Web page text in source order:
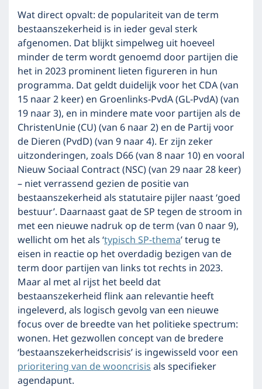
Wat direct opvalt: de populariteit van de term
bestaanszekerheid is in ieder geval sterk
afgenomen. Dat blijkt simpelweg uit hoeveel
minder de term wordt genoemd door partijen die
het in 2023 prominent lieten figureren in hun
programma. Dat geldt duidelijk voor het CDA (van
15 naar 2 keer) en Groenlinks-PvdA (GL-PvdA) (van
19 naar 3), en in mindere mate voor partijen als de
ChristenUnie (CU) (van 6 naar 2) en de Partij voor
de Dieren (PvdD) (van 9 naar 4). Er zijn zeker
uitzonderingen, zoals D66 (van 8 naar 10) en vooral
Nieuw Sociaal Contract (NSC) (van 29 naar 28 keer)
– niet verrassend gezien de positie van
bestaanszekerheid als statutaire pijler naast ‘goed
bestuur’. Daarnaast gaat de SP tegen de stroom in
met een nieuwe nadruk op de term (van 0 naar 9),
wellicht om het als ‘typisch SP-thema’ terug te
eisen in reactie op het overdadig bezigen van de
term door partijen van links tot rechts in 2023.
Maar al met al rijst het beeld dat
bestaanszekerheid flink aan relevantie heeft
ingeleverd, als logisch gevolg van een nieuwe
focus over de breedte van het politieke spectrum:
wonen. Het gezwollen concept van de bredere
‘bestaanszekerheidscrisis’ is ingewisseld voor een
prioritering van de wooncrisisals specifieker
agendapunt.